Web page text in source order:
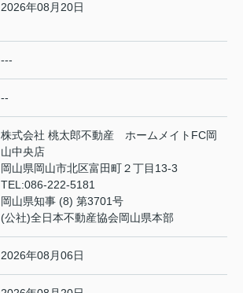
2026年08月20日
---
--
株式会社 桃太郎不動産 ホームメイトFC岡
山中央店
岡山県岡山市北区富田町２丁目13-3
TEL:086-222-5181
岡山県知事 (8) 第3701号
(公社)全日本不動産協会岡山県本部
2026年08月06日